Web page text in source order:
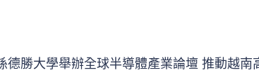
德勝大學舉辦全球半導體產業論壇 推動越南